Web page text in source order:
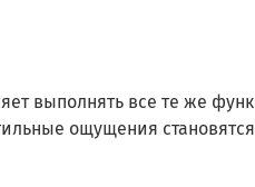
выполнять все те же
ощущения